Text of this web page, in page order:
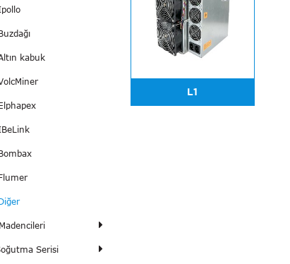
kabuk
Serisi
L1